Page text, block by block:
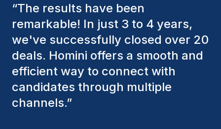
“The Homini consultants have
consistently considered various
factors to ensure they present the
best candidates. The individuals
we've hired are still with us, and
I’m truly pleased with the new
team members.